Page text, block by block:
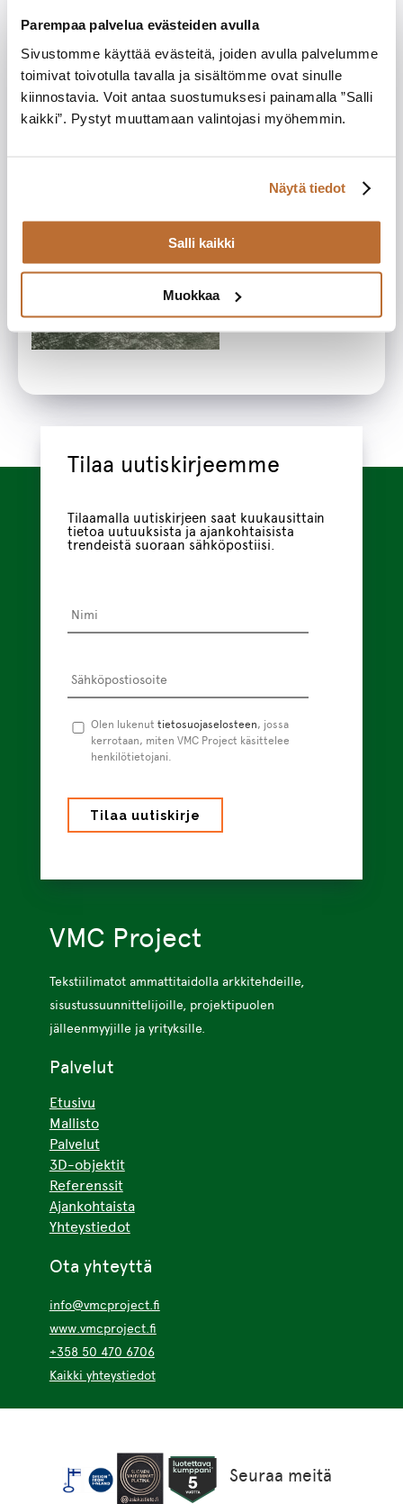
Parempaa palvelua evästeiden avulla
Sivustomme käyttää evästeitä, joiden avulla palvelumme
toimivat toivotulla tavalla ja sisältömme ovat sinulle
kiinnostavia. Voit antaa suostumuksesi painamalla ”Salli
kaikki”. Pystyt muuttamaan valintojasi myöhemmin.
Näytä tiedot
Salli kaikki
Muokkaa
Tilaa uutiskirjeemme
Tilaamalla uutiskirjeen saat kuukausittain
tietoa uutuuksista ja ajankohtaisista
trendeistä suoraan sähköpostiisi.
Tietosuojaseloste *
Olen lukenut tietosuojaselosteen, jossa
kerrotaan, miten VMC Project käsittelee
henkilötietojani.
VMC Project
Tekstiilimatot ammattitaidolla arkkitehdeille,
sisustussuunnittelijoille, projektipuolen
jälleenmyyjille ja yrityksille.
Palvelut
Etusivu
Mallisto
Palvelut
3D-objektit
Referenssit
Ajankohtaista
Yhteystiedot
Ota yhteyttä
info@vmcproject.fi
www.vmcproject.fi
+358 50 470 6706
Kaikki yhteystiedot
Seuraa meitä